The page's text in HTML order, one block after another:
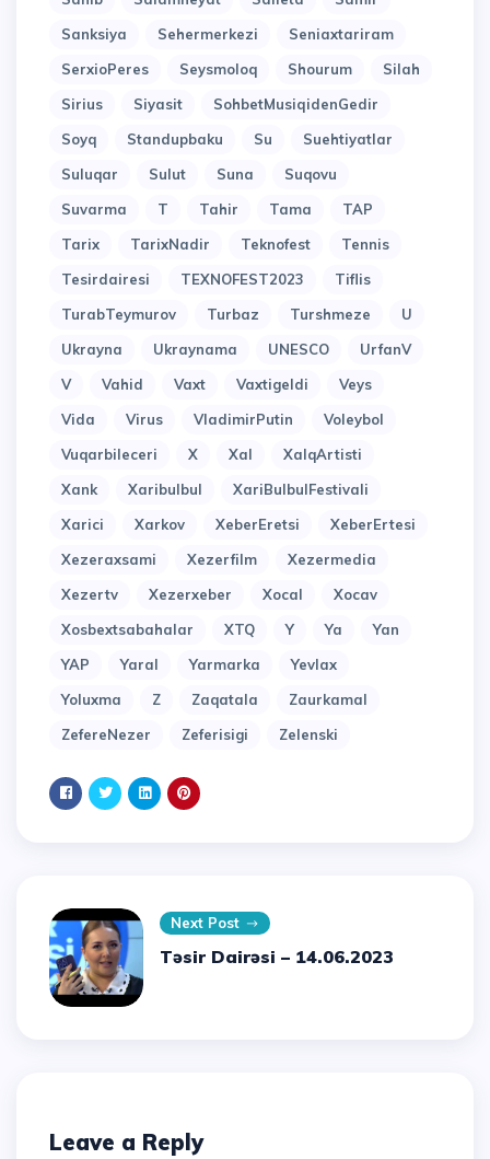
Sanksiya
Sehermerkezi
Seniaxtariram
SerxioPeres
Seysmoloq Shourum
Silah
Sirius
Siyasit
SohbetMusiqidenGedir
Soyq
Standupbaku Su
Suehtiyatlar
Suluqar
Sulut Suna
Suqovu
Suvarma
T Tahir Tama
TAP
Tarix
TarixNadir Teknofest
Tennis
Tesirdairesi
TEXNOFEST2023
Tiflis
TurabTeymurov
Turbaz Turshmeze
U
Ukrayna
Ukraynama UNESCO
UrfanV
V
Vahid Vaxt Vaxtigeldi
Veys
Vida
Virus VladimirPutin
Voleybol
Vuqarbileceri
X Xal
XalqArtisti
Xank
Xaribulbul
XariBulbulFestivali
Xarici
Xarkov XeberEretsi
XeberErtesi
Xezeraxsami
Xezerfilm
Xezermedia
Xezertv
Xezerxeber Xocal
Xocav
Xosbextsabahalar
XTQ Y Ya
Yan
YAP
Yaral Yarmarka
Yevlax
Yoluxma
Z Zaqatala
Zaurkamal
ZefereNezer
Zeferisigi Zelenski
Next Post
Təsir Dairəsi – 14.06.2023
Leave a Reply